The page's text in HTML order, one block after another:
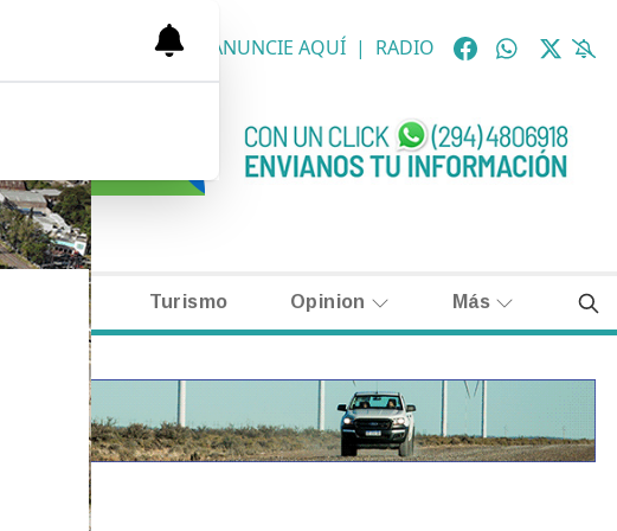
NECROLÓGICAS ANUNCIE AQUÍ | RADIO
Turismo Opinion Más